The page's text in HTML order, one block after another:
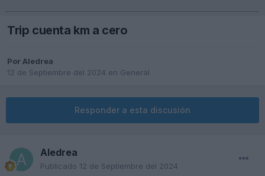
Trip cuenta km a cero
PorAledrea
12 de Septiembre del 2024 en General
Responder a esta discusión
Aledrea
Publicado 12 de Septiembre del 2024